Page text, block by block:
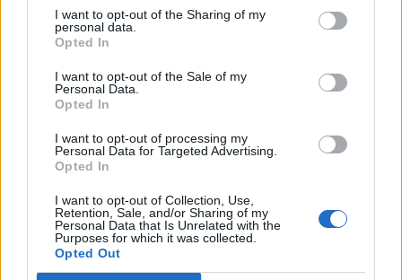
I want to opt-out of the Sharing of my
personal data.
Opted In
I want to opt-out of the Sale of my
Personal Data.
Opted In
I want to opt-out of processing my
Personal Data for Targeted Advertising.
Opted In
I want to opt-out of Collection, Use,
Retention, Sale, and/or Sharing of my
Personal Data that Is Unrelated with the
Purposes for which it was collected.
Opted Out
continuità del gioco».